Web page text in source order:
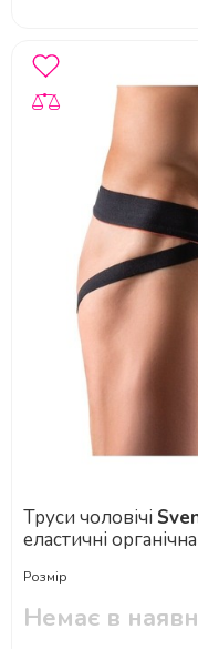
Труси чоловічі
еластичні
Розмір
Немає в